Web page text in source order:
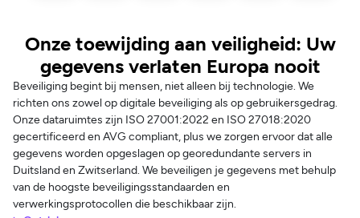
Onze toewijding aan veiligheid: Uw
gegevens verlaten Europa nooit
Beveiliging begint bij mensen, niet alleen bij technologie. We
richten ons zowel op digitale beveiliging als op gebruikersgedrag.
Onze dataruimtes zijn ISO 27001:2022 en ISO 27018:2020
gecertificeerd en AVG compliant, plus we zorgen ervoor dat alle
gegevens worden opgeslagen op georedundante servers in
Duitsland en Zwitserland. We beveiligen je gegevens met behulp
van de hoogste beveiligingsstandaarden en
verwerkingsprotocollen die beschikbaar zijn.